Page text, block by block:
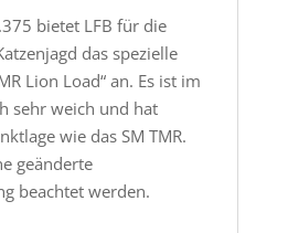
bietet LFB für die
das spezielle
Lion Load“ an. Es ist im
sehr weich und hat
wie das SM TMR.
geänderte
beachtet werden.